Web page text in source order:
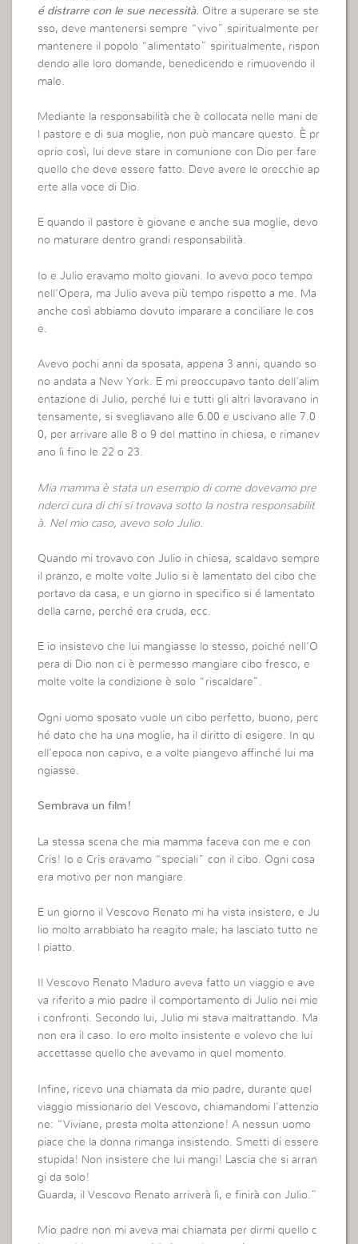
é distrarre con le sue necessità. Oltre a superare se ste
sso, deve mantenersi sempre “vivo” spiritualmente per
mantenere il popolo “alimentato” spiritualmente, rispon
dendo alle loro domande, benedicendo e rimuovendo il
male.
Mediante la responsabilità che è collocata nelle mani de
l pastore e di sua moglie, non può mancare questo. È pr
oprio così, lui deve stare in comunione con Dio per fare
quello che deve essere fatto. Deve avere le orecchie ap
erte alla voce di Dio.
E quando il pastore è giovane e anche sua moglie, devo
no maturare dentro grandi responsabilità.
Io e Julio eravamo molto giovani. Io avevo poco tempo
nell’Opera, ma Julio aveva più tempo rispetto a me. Ma
anche così abbiamo dovuto imparare a conciliare le cos
e.
Avevo pochi anni da sposata, appena 3 anni, quando so
no andata a New York. E mi preoccupavo tanto dell’alim
entazione di Julio, perché lui e tutti gli altri lavoravano in
tensamente, si svegliavano alle 6.00 e uscivano alle 7.0
0, per arrivare alle 8 o 9 del mattino in chiesa, e rimanev
ano lì fino le 22 o 23.
Mia mamma è stata un esempio di come dovevamo pre
nderci cura di chi si trovava sotto la nostra responsabilit
à. Nel mio caso, avevo solo Julio.
Quando mi trovavo con Julio in chiesa, scaldavo sempre
il pranzo, e molte volte Julio si è lamentato del cibo che
portavo da casa, e un giorno in specifico si é lamentato
della carne, perché era cruda, ecc.
E io insistevo che lui mangiasse lo stesso, poiché nell’O
pera di Dio non ci è permesso mangiare cibo fresco, e
molte volte la condizione è solo “riscaldare”.
Ogni uomo sposato vuole un cibo perfetto, buono, perc
hé dato che ha una moglie, ha il diritto di esigere. In qu
ell’epoca non capivo, e a volte piangevo affinché lui ma
ngiasse.
Sembrava un film!
La stessa scena che mia mamma faceva con me e con
Cris! Io e Cris eravamo “speciali” con il cibo. Ogni cosa
era motivo per non mangiare.
E un giorno il Vescovo Renato mi ha vista insistere, e Ju
lio molto arrabbiato ha reagito male; ha lasciato tutto ne
l piatto.
Il Vescovo Renato Maduro aveva fatto un viaggio e ave
va riferito a mio padre il comportamento di Julio nei mie
i confronti. Secondo lui, Julio mi stava maltrattando. Ma
non era il caso. Io ero molto insistente e volevo che lui
accettasse quello che avevamo in quel momento.
Infine, ricevo una chiamata da mio padre, durante quel
viaggio missionario del Vescovo, chiamandomi l’attenzio
ne: “Viviane, presta molta attenzione! A nessun uomo
piace che la donna rimanga insistendo. Smetti di essere
stupida! Non insistere che lui mangi! Lascia che si arran
gi da solo!
Guarda, il Vescovo Renato arriverà lì, e finirà con Julio.”
Mio padre non mi aveva mai chiamata per dirmi quello c